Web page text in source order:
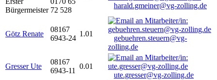
Bürgermeister 72 528
harald.gmeiner@vg-zolling.de
Götz Renate
08167
6943-24
1.01
gebuehren.steuern@vg-
zolling.de
Gresser Ute
08167
6943-11
0.01
ute.gresser@vg-zolling.de